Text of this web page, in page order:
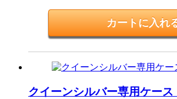
クイーンシルバー専用ケース